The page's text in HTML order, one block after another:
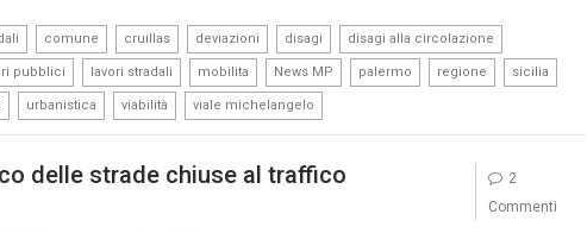
comune cruillas deviazioni disagi disagi alla circolazione
pubblici lavori stradali mobilita News MP palermo regione sicilia
urbanistica viabilità viale michelangelo
delle strade chiuse al traffico
2
Commenti